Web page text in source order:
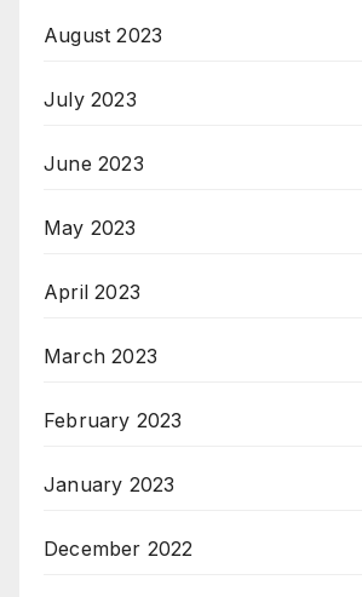
August 2023
July 2023
June 2023
May 2023
April 2023
March 2023
February 2023
January 2023
December 2022